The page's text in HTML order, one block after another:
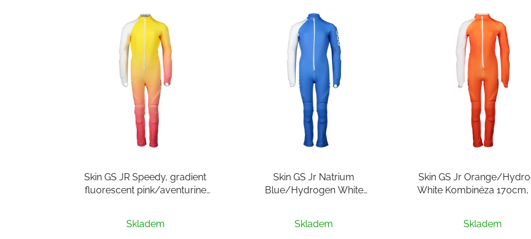
Skin GS JR Speedy, gradient
fluorescent pink/aventurine
Skladem
Skin GS Jr Natrium
Blue/Hydrogen White
hodnocení
Skladem
Skin GS Jr Orange/
White Kombinéza 170cm,
Skladem